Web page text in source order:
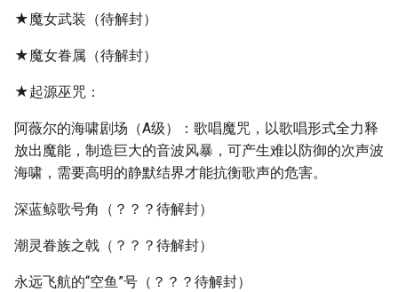
★魔女武装（待解封）
★魔女眷属（待解封）
★起源巫咒：
阿薇尔的海啸剧场（A级）：歌唱魔咒，以歌唱形式全力释
放出魔能，制造巨大的音波风暴，可产生难以防御的次声波
海啸，需要高明的静默结界才能抗衡歌声的危害。
深蓝鲸歌号角（？？？待解封）
潮灵眷族之戟（？？？待解封）
永远飞航的“空鱼”号（？？？待解封）